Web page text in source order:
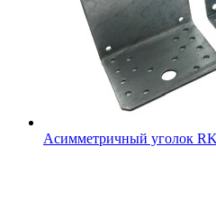
Асимметричный уголок